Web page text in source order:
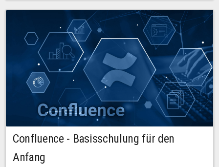
Confluence - Basisschulung für den
Anfang